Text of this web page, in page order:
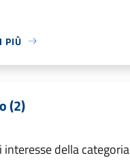
PIÙ
(2)
interesse della categoria